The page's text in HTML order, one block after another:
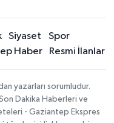
Siyaset
Spor
Haber Resmi İlanlar
yazarları sorumludur.
Dakika Haberleri ve
- Gaziantep Ekspres